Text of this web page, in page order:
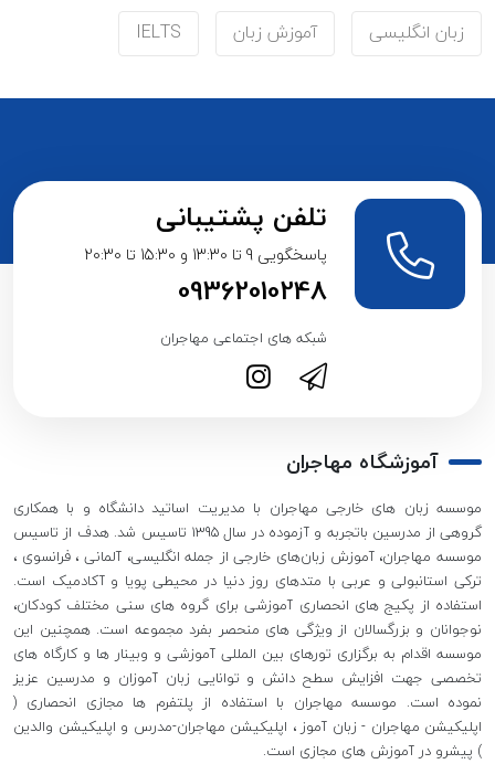
زبان انگلیسی آموزش زبان IELTS
تلفن پشتیبانی
پاسخگویی 9 تا 13:30 و 15:30 تا 20:30
09362010248
شبکه های اجتماعی مهاجران
آموزشگاه مهاجران
موسسه زبان های خارجی مهاجران با مدیریت اساتید دانشگاه و با همکاری
گروهی از مدرسین باتجربه و آزموده در سال 1395 تاسیس شد. هدف از تاسیس
موسسه مهاجران، آموزش زبان‌های خارجی از جمله انگلیسی، آلمانی ، فرانسوی ،
ترکی استانبولی و عربی با متدهای روز دنیا در محیطی پویا و آکادمیک است.
استفاده از پکیج های انحصاری آموزشی برای گروه های سنی مختلف کودکان،
نوجوانان و بزرگسالان از ویژگی های منحصر بفرد مجموعه است. همچنین این
موسسه اقدام به برگزاری تورهای بین المللی آموزشی و وبینار ها و کارگاه های
تخصصی جهت افزایش سطح دانش و توانایی زبان آموزان و مدرسین عزیز
نموده است. موسسه مهاجران با استفاده از پلتفرم ها مجازی انحصاری (
اپلیکیشن مهاجران - زبان آموز ، اپلیکیشن مهاجران-مدرس و اپلیکیشن والدین
) پیشرو در آموزش های مجازی است.